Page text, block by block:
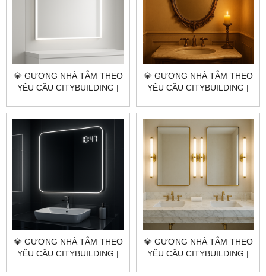
💎 GƯƠNG NHÀ TẮM THEO
YÊU CẦU CITYBUILDING |
GIÁ GƯƠNG NHÀ TẮM
QUẬN 5 TP.HCM
💎 GƯƠNG NHÀ TẮM THEO
YÊU CẦU CITYBUILDING |
GIÁ GƯƠNG NHÀ TẮM
💎 GƯƠNG NHÀ TẮM THEO
YÊU CẦU CITYBUILDING |
💎 GƯƠNG NHÀ TẮM THEO
YÊU CẦU CITYBUILDING |